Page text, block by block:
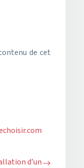
de cet
d’un